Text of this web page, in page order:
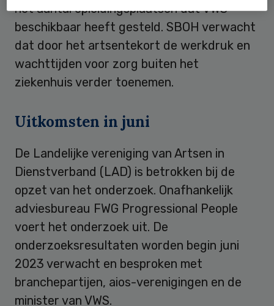
het aantal opleidingsplaatsen dat VWS
beschikbaar heeft gesteld. SBOH verwacht
dat door het artsentekort de werkdruk en
wachttijden voor zorg buiten het
ziekenhuis verder toenemen.
Uitkomsten in juni
De Landelijke vereniging van Artsen in
Dienstverband (LAD) is betrokken bij de
opzet van het onderzoek. Onafhankelijk
adviesbureau FWG Progressional People
voert het onderzoek uit. De
onderzoeksresultaten worden begin juni
2023 verwacht en besproken met
branchepartijen, aios-verenigingen en de
minister van VWS.